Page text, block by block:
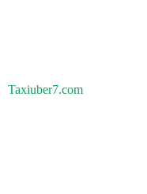
Taxiuber7.com